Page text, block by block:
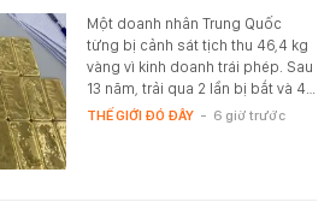
Một doanh nhân Trung Quốc
từng bị cảnh sát tịch thu 46,4 kg
vàng vì kinh doanh trái phép. Sau
13 năm, trải qua 2 lần bị bắt và 4…
THẾ GIỚI ĐÓ ĐÂY - 6 giờ trước